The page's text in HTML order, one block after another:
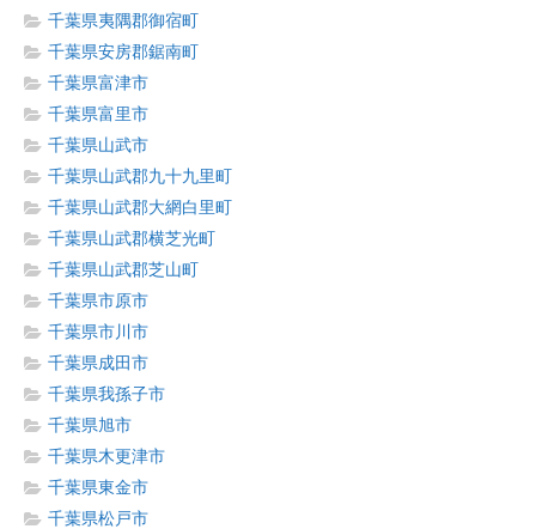
千葉県夷隅郡御宿町
千葉県安房郡鋸南町
千葉県富津市
千葉県富里市
千葉県山武市
千葉県山武郡九十九里町
千葉県山武郡大網白里町
千葉県山武郡横芝光町
千葉県山武郡芝山町
千葉県市原市
千葉県市川市
千葉県成田市
千葉県我孫子市
千葉県旭市
千葉県木更津市
千葉県東金市
千葉県松戸市